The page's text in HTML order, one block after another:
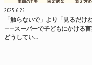
2025.6.25
「触らないで」より「見るだけね
——スーパーで子どもにかける言
どうしてい…